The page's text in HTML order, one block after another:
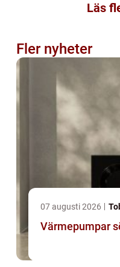
Läs
Fler nyheter
07 augusti 2026
Värmepumpar